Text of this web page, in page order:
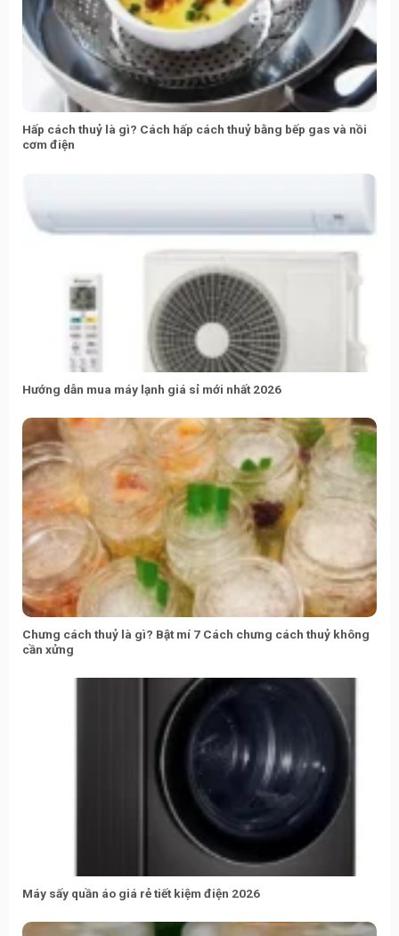
Hấp cách thuỷ là gì? Cách hấp cách thuỷ bằng bếp gas và nồi
cơm điện
Hướng dẫn mua máy lạnh giá sỉ mới nhất 2026
Chưng cách thuỷ là gì? Bật mí 7 Cách chưng cách thuỷ không
cần xửng
Máy sấy quần áo giá rẻ tiết kiệm điện 2026